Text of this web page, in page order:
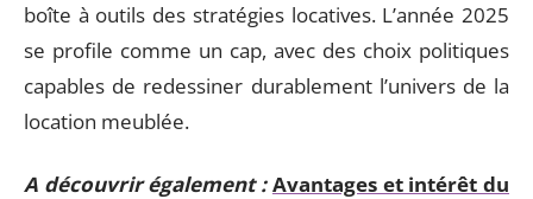
boîte à outils des stratégies locatives. L’année 2025
se profile comme un cap, avec des choix politiques
capables de redessiner durablement l’univers de la
location meublée.
A découvrir également : Avantages et intérêt du